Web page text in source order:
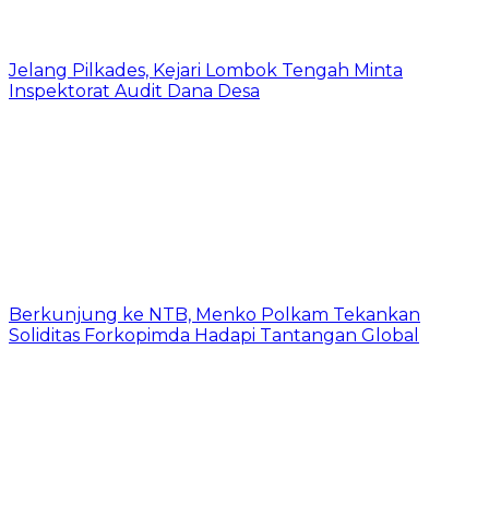
Jelang Pilkades, Kejari Lombok Tengah Minta
Inspektorat Audit Dana Desa
Berkunjung ke NTB, Menko Polkam Tekankan
Soliditas Forkopimda Hadapi Tantangan Global